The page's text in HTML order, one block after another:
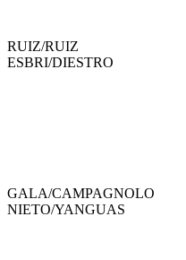
RUIZ/RUIZ
ESBRI/DIESTRO
GALA/CAMPAGNOLO
NIETO/YANGUAS